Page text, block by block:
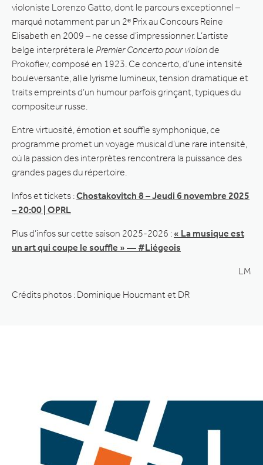
violoniste Lorenzo Gatto, dont le parcours exceptionnel –
marqué notamment par un 2ᵉ Prix au Concours Reine
Elisabeth en 2009 – ne cesse d’impressionner. L’artiste
belge interprétera le Premier Concerto pour violonde
Prokofiev, composé en 1923. Ce concerto, d’une intensité
bouleversante, allie lyrisme lumineux, tension dramatique et
traits empreints d’un humour parfois grinçant, typiques du
compositeur russe.
Entre virtuosité, émotion et souffle symphonique, ce
programme promet un voyage musical d’une rare intensité,
où la passion des interprètes rencontrera la puissance des
grandes pages du répertoire.
Infos et tickets :Chostakovitch 8 – Jeudi 6 novembre 2025
– 20:00 | OPRL
Plus d’infos sur cette saison 2025-2026 : « La musique est
un art qui coupe le souffle » — #Liégeois
LM
Crédits photos : Dominique Houcmant et DR